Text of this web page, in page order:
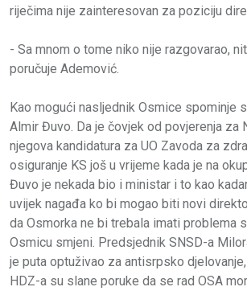
riječima nije zainteresovan za poziciju
- Sa mnom o tome niko nije razgovarao,
poručuje Ademović.
Kao mogući nasljednik Osmice spominje
Almir Đuvo. Da je čovjek od povjerenja za
njegova kandidatura za UO Zavoda za
osiguranje KS još u vrijeme kada je na
Đuvo je nekada bio i ministar i to kao
uvijek nagađa ko bi mogao biti novi
da Osmorka ne bi trebala imati problema
Osmicu smjeni. Predsjednik SNSD-a
je puta optuživao za antisrpsko
HDZ-a su slane poruke da se rad OSA